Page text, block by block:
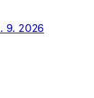
9. 2026